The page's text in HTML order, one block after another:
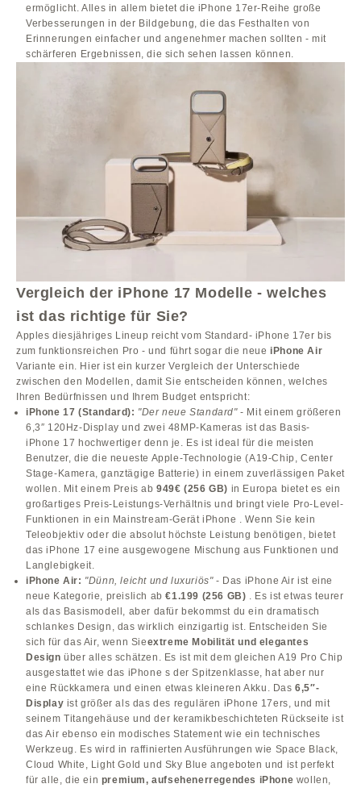
ermöglicht. Alles in allem bietet die iPhone 17er-Reihe große
Verbesserungen in der Bildgebung, die das Festhalten von
Erinnerungen einfacher und angenehmer machen sollten - mit
schärferen Ergebnissen, die sich sehen lassen können.
Vergleich der iPhone 17 Modelle - welches
ist das richtige für Sie?
Apples diesjähriges Lineup reicht vom Standard- iPhone 17er bis
zum funktionsreichen Pro - und führt sogar die neue iPhone Air
Variante ein. Hier ist ein kurzer Vergleich der Unterschiede
zwischen den Modellen, damit Sie entscheiden können, welches
Ihren Bedürfnissen und Ihrem Budget entspricht:
iPhone 17 (Standard): "Der neue Standard"- Mit einem größeren
6,3″ 120Hz-Display und zwei 48MP-Kameras ist das Basis-
iPhone 17 hochwertiger denn je. Es ist ideal für die meisten
Benutzer, die die neueste Apple-Technologie (A19-Chip, Center
Stage-Kamera, ganztägige Batterie) in einem zuverlässigen Paket
wollen. Mit einem Preis ab949€ (256 GB) in Europa bietet es ein
großartiges Preis-Leistungs-Verhältnis und bringt viele Pro-Level-
Funktionen in ein Mainstream-Gerät iPhone . Wenn Sie kein
Teleobjektiv oder die absolut höchste Leistung benötigen, bietet
das iPhone 17 eine ausgewogene Mischung aus Funktionen und
Langlebigkeit.
iPhone Air: "Dünn, leicht und luxuriös"- Das iPhone Air ist eine
neue Kategorie, preislich ab€1.199 (256 GB) . Es ist etwas teurer
als das Basismodell, aber dafür bekommst du ein dramatisch
schlankes Design, das wirklich einzigartig ist. Entscheiden Sie
sich für das Air, wenn Sieextreme Mobilität und elegantes
Designüber alles schätzen. Es ist mit dem gleichen A19 Pro Chip
ausgestattet wie das iPhone s der Spitzenklasse, hat aber nur
eine Rückkamera und einen etwas kleineren Akku. Das6,5″-
Display ist größer als das des regulären iPhone 17ers, und mit
seinem Titangehäuse und der keramikbeschichteten Rückseite ist
das Air ebenso ein modisches Statement wie ein technisches
Werkzeug. Es wird in raffinierten Ausführungen wie Space Black,
Cloud White, Light Gold und Sky Blue angeboten und ist perfekt
für alle, die ein premium, aufsehenerregendes iPhone wollen,